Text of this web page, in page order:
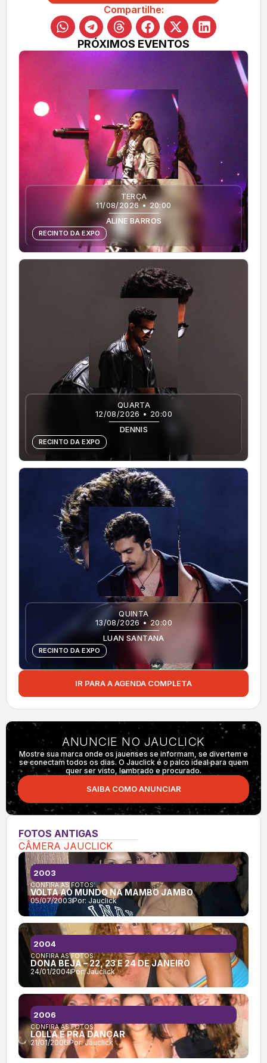
Compartilhe:
PRÓXIMOS EVENTOS
TERÇA
11/08/2026 • 20:00
ALINE BARROS
RECINTO DA EXPO
QUARTA
12/08/2026 • 20:00
DENNIS
RECINTO DA EXPO
QUINTA
13/08/2026 • 20:00
LUAN SANTANA
RECINTO DA EXPO
IR PARA A AGENDA COMPLETA
ANUNCIE NO JAUCLICK
Mostre sua marca onde os jauenses se informam, se divertem e
se conectam todos os dias. O Jauclick é o palco ideal para quem
quer ser visto, lembrado e procurado.
SAIBA COMO ANUNCIAR
FOTOS ANTIGAS
CÂMERA JAUCLICK
CONFIRA AS FOTOS:
VOLTA AO MUNDO NA MAMBO JAMBO
05/07/2003Por: Jauclick
2003
CONFIRA AS FOTOS:
DONA BEJA – 22, 23 E 24 DE JANEIRO
24/01/2004Por:Jauclick
2004
CONFIRA AS FOTOS:
LOLLA É PRA DANÇAR
21/01/2006Por:Jauclick
2006